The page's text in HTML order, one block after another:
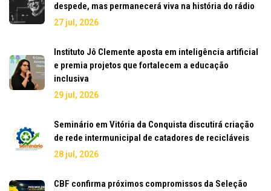
despede, mas permanecerá viva na história do rádio
27 jul, 2026
Instituto Jô Clemente aposta em inteligência artificial
e premia projetos que fortalecem a educação
inclusiva
29 jul, 2026
Seminário em Vitória da Conquista discutirá criação
de rede intermunicipal de catadores de recicláveis
28 jul, 2026
CBF confirma próximos compromissos da Seleção